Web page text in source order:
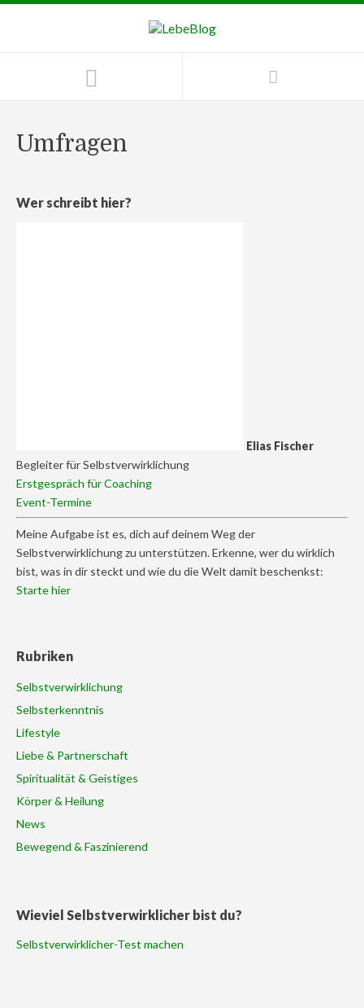
Umfragen
Wer schreibt hier?
Elias Fischer
Begleiter für Selbstverwirklichung
Erstgespräch für Coaching
Event-Termine
Meine Aufgabe ist es, dich auf deinem Weg der
Selbstverwirklichung zu unterstützen. Erkenne, wer du wirklich
bist, was in dir steckt und wie du die Welt damit beschenkst:
Starte hier
Rubriken
Selbstverwirklichung
Selbsterkenntnis
Lifestyle
Liebe & Partnerschaft
Spiritualität & Geistiges
Körper & Heilung
News
Bewegend & Faszinierend
Wieviel Selbstverwirklicher bist du?
Selbstverwirklicher-Test machen